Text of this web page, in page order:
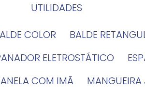
UTILIDADES
BALDE COLOR BALDE
ELETROSTÁTICO
COM IMÃ